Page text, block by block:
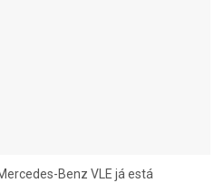
Benz VLE já está